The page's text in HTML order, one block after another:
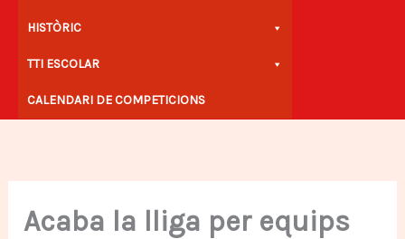
HISTÒRIC
TTI ESCOLAR
CALENDARI DE COMPETICIONS
Acaba la lliga per equips